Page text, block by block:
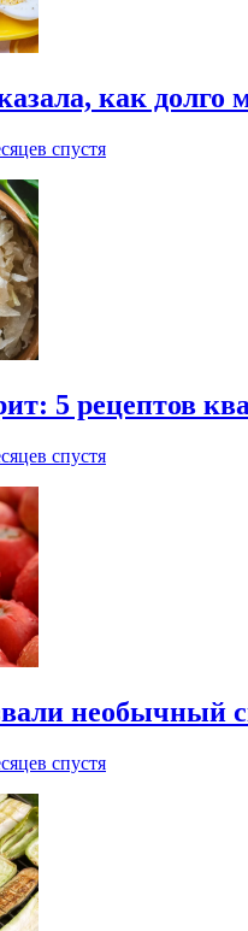
как
спустя
5 рецептов
спустя
необычный
спустя